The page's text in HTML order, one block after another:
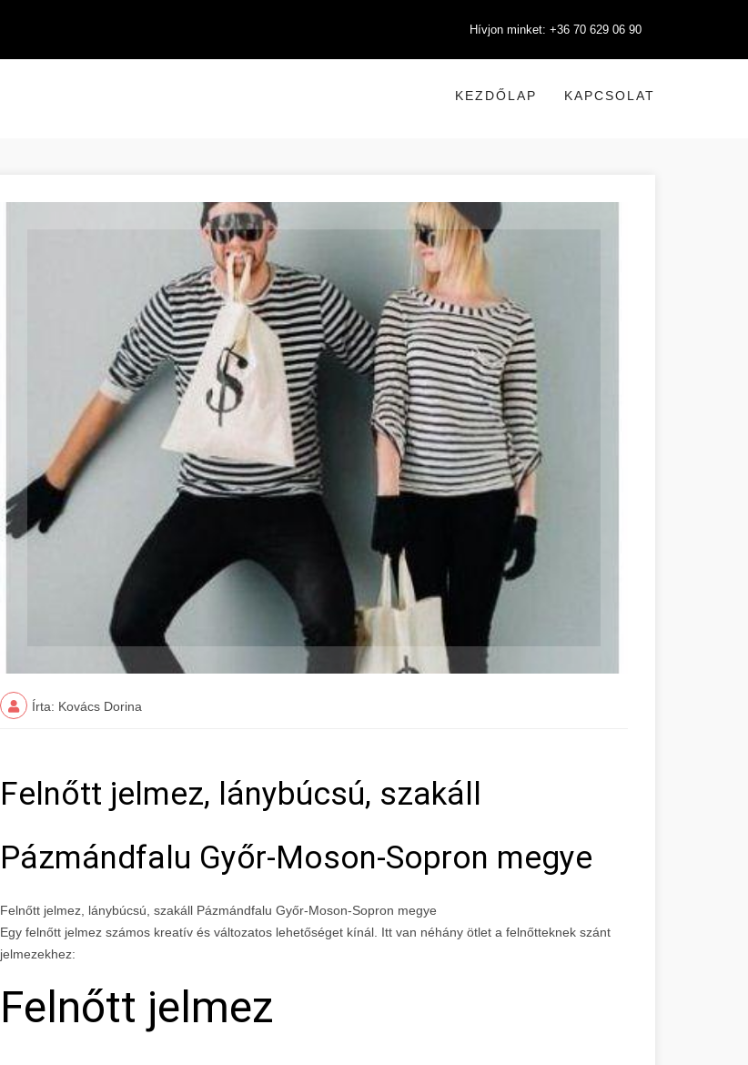
Hívjon minket: +36 70 629 06 90
KEZDŐLAP KAPCSOLAT
Írta: Kovács Dorina
Felnőtt jelmez, lánybúcsú, szakáll
Pázmándfalu Győr-Moson-Sopron megye
Felnőtt jelmez, lánybúcsú, szakáll Pázmándfalu Győr-Moson-Sopron megye
Egy felnőtt jelmez számos kreatív és változatos lehetőséget kínál. Itt van néhány ötlet a felnőtteknek szánt
jelmezekhez:
Felnőtt jelmez